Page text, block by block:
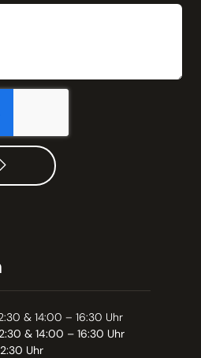
& 14:00 – 16:30 Uhr
& 14:00 – 16:30 Uhr
Uhr